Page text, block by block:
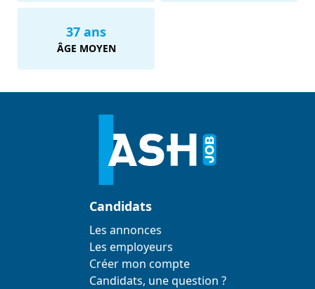
37 ans
ÂGE MOYEN
Candidats
Les annonces
Les employeurs
Créer mon compte
Candidats, une question ?